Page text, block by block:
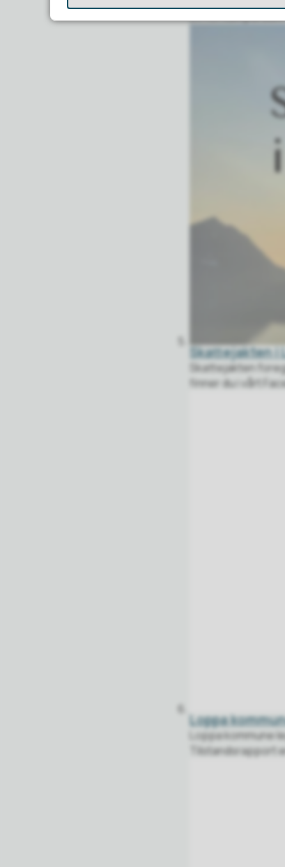
Skattejakten i
Skattejakten
finner du i vårt
Loppa
Loppa kommune
Tilstandsrapport